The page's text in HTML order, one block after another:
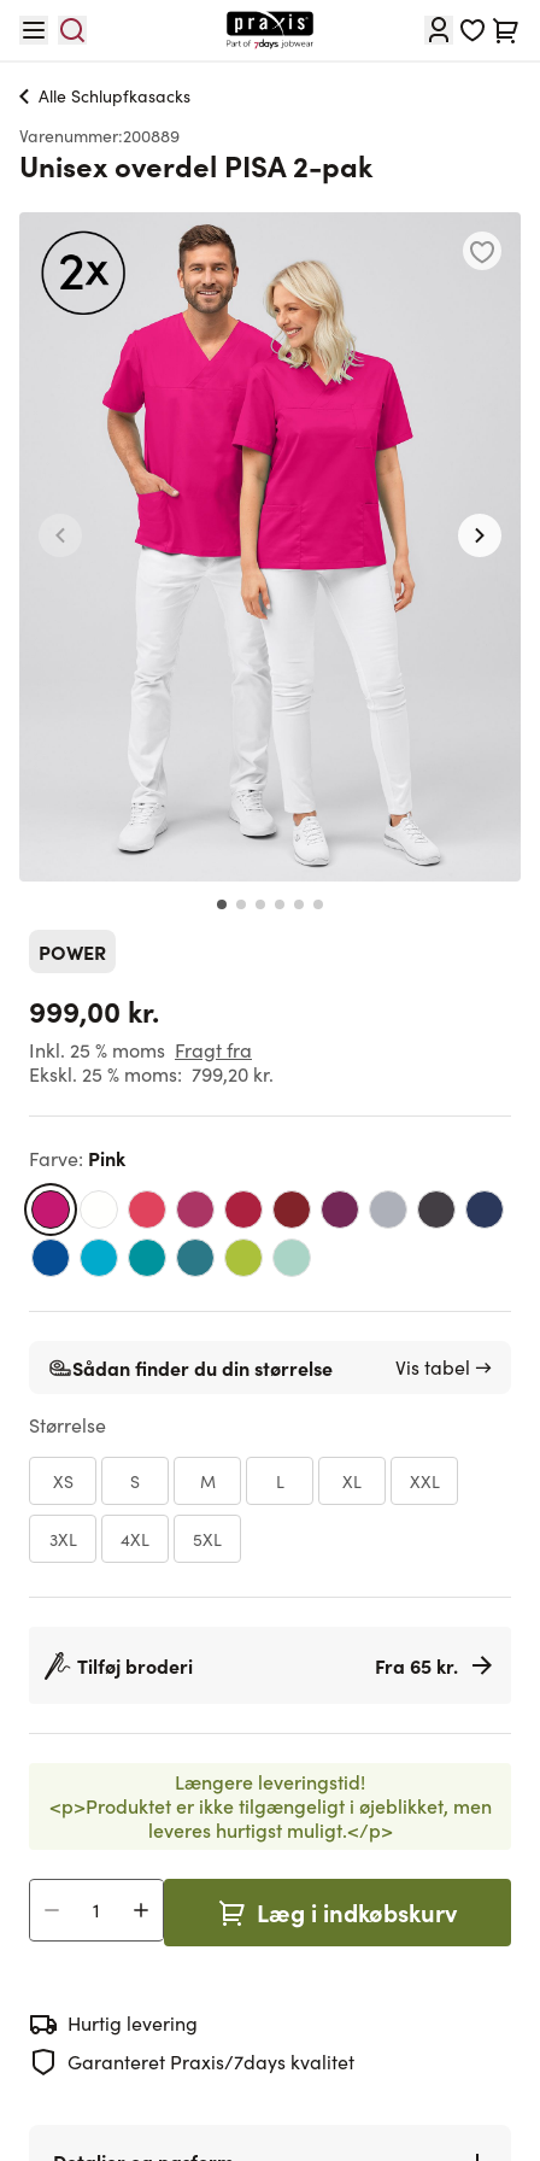
Cart
Alle Schlupfkasacks
Varenummer:200889
Unisex overdel PISA 2-pak
POWER
999,00 kr.
Inkl. 25 % moms Fragt fra
Ekskl. 25 % moms: 799,20 kr.
Farve: Pink
Sådan finder du din størrelse Vis tabel →
Størrelse
XS S M L XL XXL
3XL 4XL 5XL
Tilføj broderi Fra 65 kr.
Længere leveringstid!
<p>Produktet er ikke tilgængeligt i øjeblikket, men
leveres hurtigst muligt.</p>
Antal Læg i indkøbskurv
Hurtig levering
Garanteret Praxis/7days kvalitet